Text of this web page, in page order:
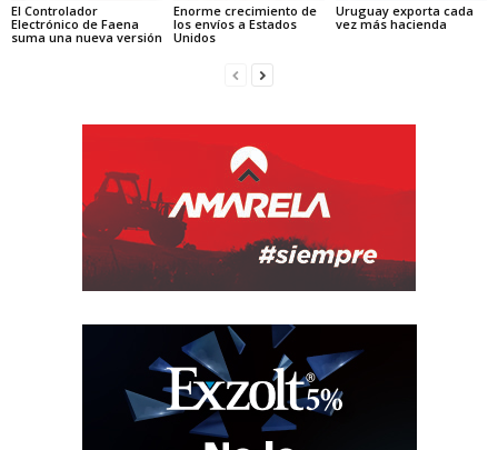
El Controlador
Electrónico de Faena
suma una nueva versión
Enorme crecimiento de
los envíos a Estados
Unidos
Uruguay exporta cada
vez más hacienda